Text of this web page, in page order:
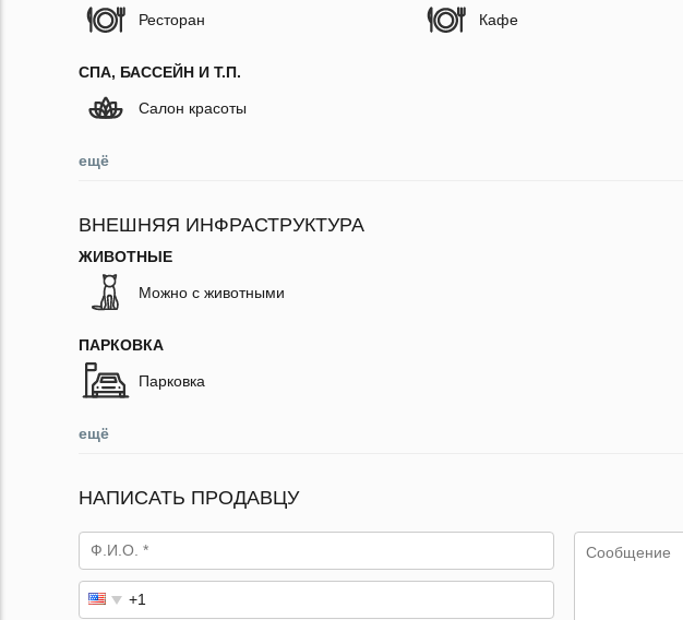
Ресторан Кафе
СПА, БАССЕЙН И Т.П.
Салон красоты
ещё
ВНЕШНЯЯ ИНФРАСТРУКТУРА
ЖИВОТНЫЕ
Можно с животными
ПАРКОВКА
Парковка
ещё
НАПИСАТЬ ПРОДАВЦУ